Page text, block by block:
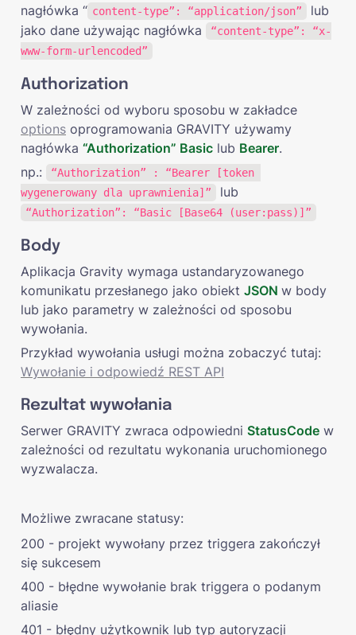
nagłówka “ content-type”: “application/json”
lub
jako dane używając nagłówka
“content-type”: “x-
www-form-urlencoded”
Authorization
options oprogramowania GRAVITY używamy
nagłówka “Authorization” Basic lub Bearer.
np.:
“Authorization” : “Bearer [token
wygenerowany dla uprawnienia]”
“Authorization”: “Basic [Base64 (user:pass)]”
Body
Aplikacja Gravity wymaga ustandaryzowanego
komunikatu przesłanego jako obiekt JSON w body
lub jako parametry w zależności od sposobu
wywołania.
Wywołanie i odpowiedź REST API
Rezultat wywołania
Serwer GRAVITY zwraca odpowiedni StatusCode w
zależności od rezultatu wykonania uruchomionego
wyzwalacza.
Możliwe zwracane statusy:
200 - projekt wywołany przez triggera zakończył
się sukcesem
400 - błędne wywołanie brak triggera o podanym
aliasie
401 - błędny użytkownik lub typ autoryzacji